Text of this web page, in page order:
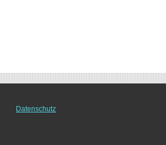
Datenschutz